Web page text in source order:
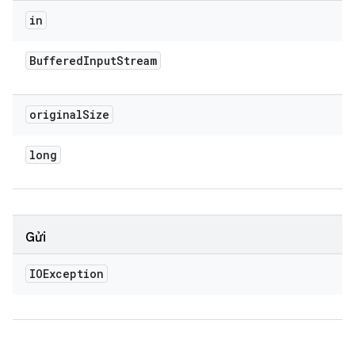
in
BufferedInputStream
originalSize
long
Gửi
IOException